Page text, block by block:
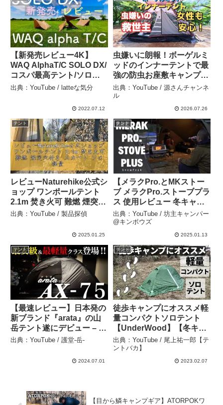
【新発売レビュー4K】
WAQ AlphaT/C SOLO DX/
コスパ最高テント/ソロに
おすすめ/camping/WAQテ
スTCコンフォートソロ/ソ
latteな気分
出典：YouTube / latteな気分
2022.07.12
虫嫌いに朗報！ボーゲルミ
ッドのインナーテントで最
強の防虫お座敷キャンプ。
組み立て方、快適性も報告
します。 – 源さんチャンネ
出典：YouTube / 源さんチャンネ
ル
2026.07.26
テント
レビューNaturehike公式シ
ョップ ワンポールテント
2.1m 焚き火可 難燃 煙突穴
付き スカート ソロ 軽量 簡
通気 防風 防水 PU3000 ア
出典：YouTube / 製品探偵
2025.01.25
テント
【メラクPro.とMKストー
ブ メラクPro.ストーブプラ
ス 使用レビュー 冬キャン
で試してみた】
#kinbozucamp
#snowpeak – 坊主キャン
出典：YouTube / 坊主キャンパー
@キンボウズ
2025.01.13
テント
【最速レビュー】日本発の
新ブランド『arata』の山
岳テント遂にデビュー – 護
堂-岳-
出典：YouTube / 護堂-岳-
2024.07.01
テント
徒歩キャンプにオススメ軽
量コンパクトソロテント
【UnderWood】【冬キャ
ンプ】 – 尾上祐一郎【テン
トバカ】
出典：YouTube / 尾上祐一郎【テ
ントバカ】
2023.02.07
【目から鱗キャンプギア】ATORPOKワ